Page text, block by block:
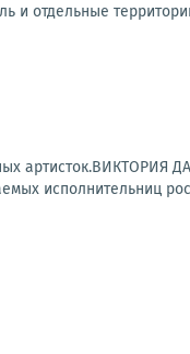
и отдельные
исполнительниц